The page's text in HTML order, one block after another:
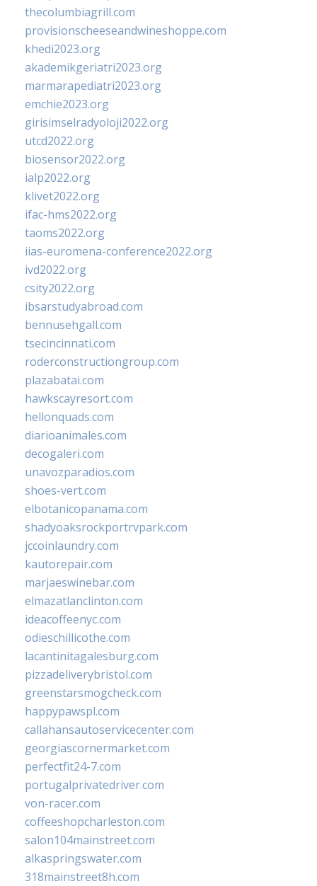
thecolumbiagrill.com
provisionscheeseandwineshoppe.com
khedi2023.org
akademikgeriatri2023.org
marmarapediatri2023.org
emchie2023.org
girisimselradyoloji2022.org
utcd2022.org
biosensor2022.org
ialp2022.org
klivet2022.org
ifac-hms2022.org
taoms2022.org
iias-euromena-conference2022.org
ivd2022.org
csity2022.org
ibsarstudyabroad.com
bennusehgall.com
tsecincinnati.com
roderconstructiongroup.com
plazabatai.com
hawkscayresort.com
hellonquads.com
diarioanimales.com
decogaleri.com
unavozparadios.com
shoes-vert.com
elbotanicopanama.com
shadyoaksrockportrvpark.com
jccoinlaundry.com
kautorepair.com
marjaeswinebar.com
elmazatlanclinton.com
ideacoffeenyc.com
odieschillicothe.com
lacantinitagalesburg.com
pizzadeliverybristol.com
greenstarsmogcheck.com
happypawspl.com
callahansautoservicecenter.com
georgiascornermarket.com
perfectfit24-7.com
portugalprivatedriver.com
von-racer.com
coffeeshopcharleston.com
salon104mainstreet.com
alkaspringswater.com
318mainstreet8h.com